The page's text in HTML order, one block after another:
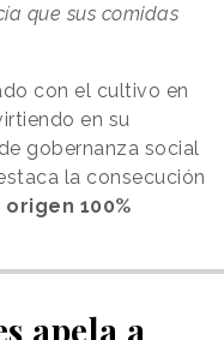
que sus comidas
con el cultivo en
en su
gobernanza social
la consecución
100%
apela a